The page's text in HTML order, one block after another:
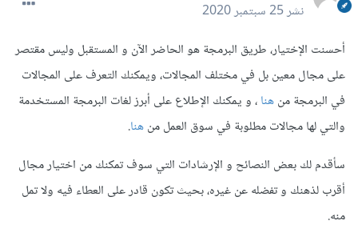
نشر25 سبتمبر 2020
أحسنت الإختيار، طريق البرمجة هو الحاضر الآن و المستقبل وليس مقتصر
على مجال معين بل في مختلف المجالات، ويمكنك التعرف على المجالات
في البرمجة منهنا، و يمكنك الإطلاع على أبرز لغات البرمجة المستخدمة
والتي لها مجالات مطلوبة في سوق العمل منهنا.
سأقدم لك بعض النصائح و الإرشادات التي سوف تمكنك من اختيار مجال
أقرب لذهنك و تفضله عن غيره، بحيث تكون قادر على العطاء فيه ولا تمل
منه.